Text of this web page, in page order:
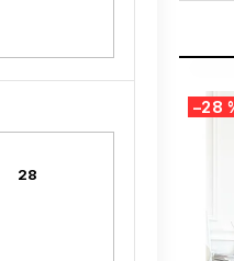
28
T
e–28